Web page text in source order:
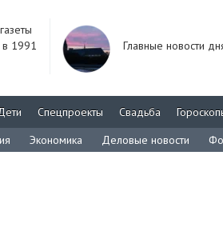
в 1991
Главные новости
Спецпроекты Свадьба
Экономика Деловые новости